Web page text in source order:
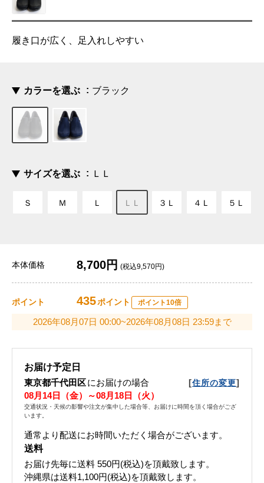
履き口が広く、足入れしやすい
カラーを選ぶ ブラック
サイズを選ぶ ＬＬ
Ｓ Ｍ Ｌ ＬＬ ３Ｌ ４Ｌ ５Ｌ
本体価格 8,700円 (税込9,570円)
ポイント 435ポイント ポイント10倍
2026年08月07日 00:00~2026年08月08日 23:59まで
お届け予定日
東京都千代田区にお届けの場合 [住所の変更]
08月14日（金）～08月18日（火）
交通状況・天候の影響や注文が集中した場合等、お届けに時間を頂く場合がござ
います。
通常より配送にお時間いただく場合がございます。
送料
お届け先毎に送料 550円(税込)を頂戴致します。
沖縄県は送料1,100円(税込)を頂戴致します。